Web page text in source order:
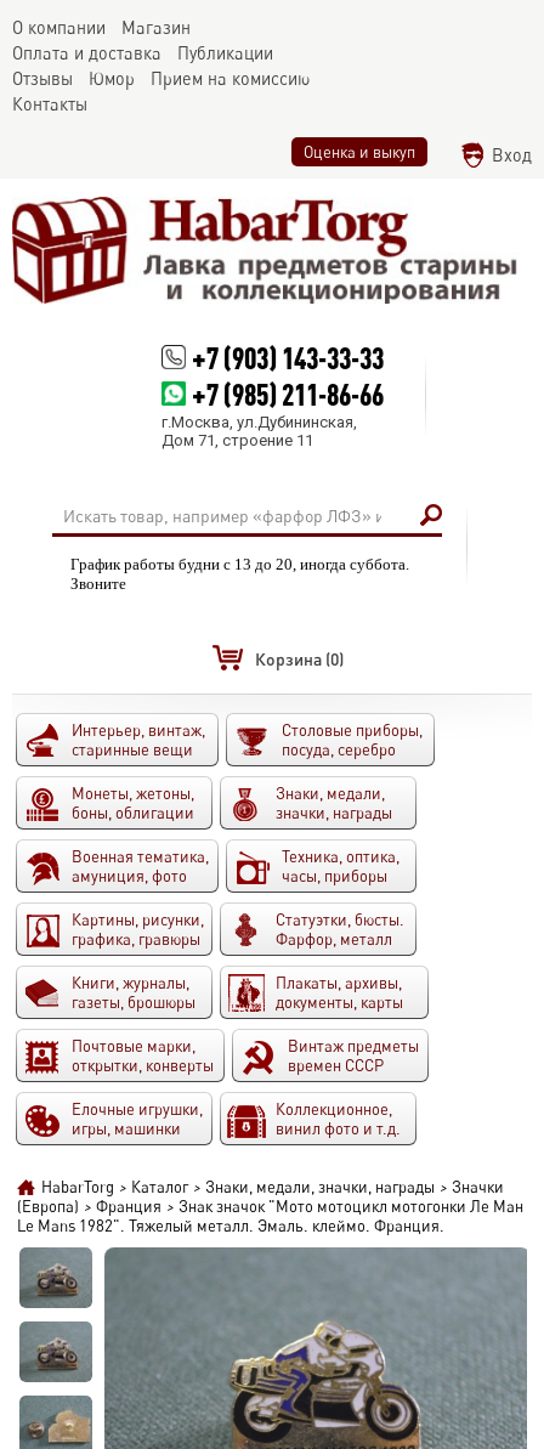
О компании
Магазин
Оплата и доставка
Публикации
Отзывы
Юмор
Прием на комиссию
Контакты
Оценка и выкуп Вход
+7 (903) 143-33-33
+7 (985) 211-86-66
г.Москва, ул.Дубининская,
Дом 71, строение 11
График работы будни с 13 до 20, иногда суббота.
Звоните
Корзина (0)
Интерьер, винтаж,
старинные вещи
Столовые приборы,
посуда, серебро
Монеты, жетоны,
боны, облигации
Знаки, медали,
значки, награды
Военная тематика,
амуниция, фото
Техника, оптика,
часы, приборы
Картины, рисунки,
графика, гравюры
Статуэтки, бюсты.
Фарфор, металл
Книги, журналы,
газеты, брошюры
Плакаты, архивы,
документы, карты
Почтовые марки,
открытки, конверты
Винтаж предметы
времен СССР
Елочные игрушки,
игры, машинки
Коллекционное,
винил фото и т.д.
HabarTorg > Каталог > Знаки, медали, значки, награды > Значки
(Европа) > Франция > Знак значок "Мото мотоцикл мотогонки Ле Ман
Le Mans 1982". Тяжелый металл. Эмаль. клеймо. Франция.